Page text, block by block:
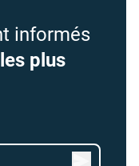
informés
les plus